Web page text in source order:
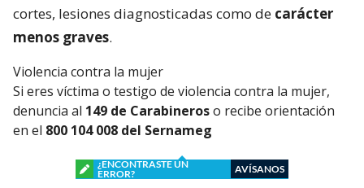
cortes, lesiones diagnosticadas como de carácter
menos graves.
Violencia contra la mujer
Si eres víctima o testigo de violencia contra la mujer,
denuncia al 149 de Carabineroso recibe orientación
en el 800 104 008 del Sernameg
¿ENCONTRASTE UN
ERROR?
AVÍSANOS